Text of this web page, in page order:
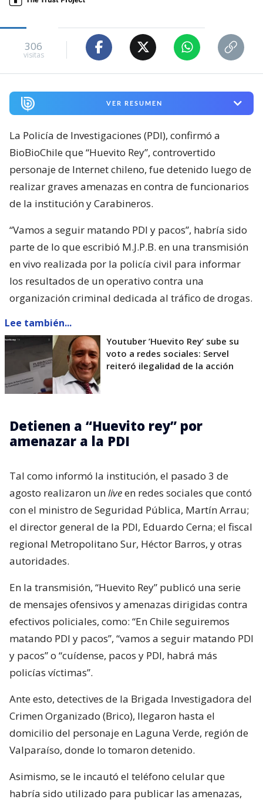
306
visitas
VER RESUMEN
La Policía de Investigaciones (PDI), confirmó a
BioBioChile que “Huevito Rey”, controvertido
personaje de Internet chileno, fue detenido luego de
realizar graves amenazas en contra de funcionarios
de la institución y Carabineros.
“Vamos a seguir matando PDI y pacos”, habría sido
parte de lo que escribió M.J.P.B. en una transmisión
en vivo realizada por la policía civil para informar
los resultados de un operativo contra una
organización criminal dedicada al tráfico de drogas.
Lee también...
Youtuber ’Huevito Rey’ sube su
voto a redes sociales: Servel
reiteró ilegalidad de la acción
Detienen a “Huevito rey” por
amenazar a la PDI
Tal como informó la institución, el pasado 3 de
agosto realizaron unliveen redes sociales que contó
con el ministro de Seguridad Pública, Martín Arrau;
el director general de la PDI, Eduardo Cerna; el fiscal
regional Metropolitano Sur, Héctor Barros, y otras
autoridades.
En la transmisión, “Huevito Rey” publicó una serie
de mensajes ofensivos y amenazas dirigidas contra
efectivos policiales, como: “En Chile seguiremos
matando PDI y pacos”, “vamos a seguir matando PDI
y pacos” o “cuídense, pacos y PDI, habrá más
policías víctimas”.
Ante esto, detectives de la Brigada Investigadora del
Crimen Organizado (Brico), llegaron hasta el
domicilio del personaje en Laguna Verde, región de
Valparaíso, donde lo tomaron detenido.
Asimismo, se le incautó el teléfono celular que
habría sido utilizado para publicar las amenazas,